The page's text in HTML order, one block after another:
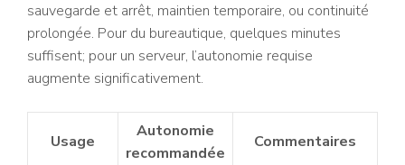
sauvegarde et arrêt, maintien temporaire, ou continuité
prolongée. Pour du bureautique, quelques minutes
suffisent; pour un serveur, l’autonomie requise
augmente significativement.
Usage
Autonomie
recommandée
Commentaires